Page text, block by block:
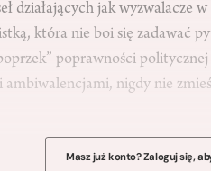
działających jak wyzwalacze w
która nie boi się zadawać
poprawności
nigdy nie
Masz już konto? Zaloguj się,